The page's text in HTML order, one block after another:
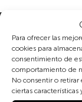
Para ofrecer las
cookies para
consentimiento de
comportamiento de
No consentir o
ciertas características
Subscribe to
By
expressly